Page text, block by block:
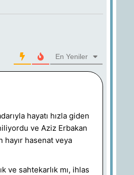
En Yeniler
hayatı hızla giden
ve Aziz Erbakan
hayır hasenat veya
ve sahtekarlık mı, ihlas